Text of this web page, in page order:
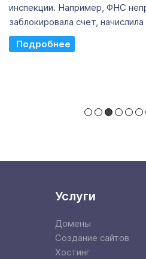
инспекции. Например, ФНС
заблокировала счет,
Read More
Услуги
Домены
Создание сайтов
Хостинг